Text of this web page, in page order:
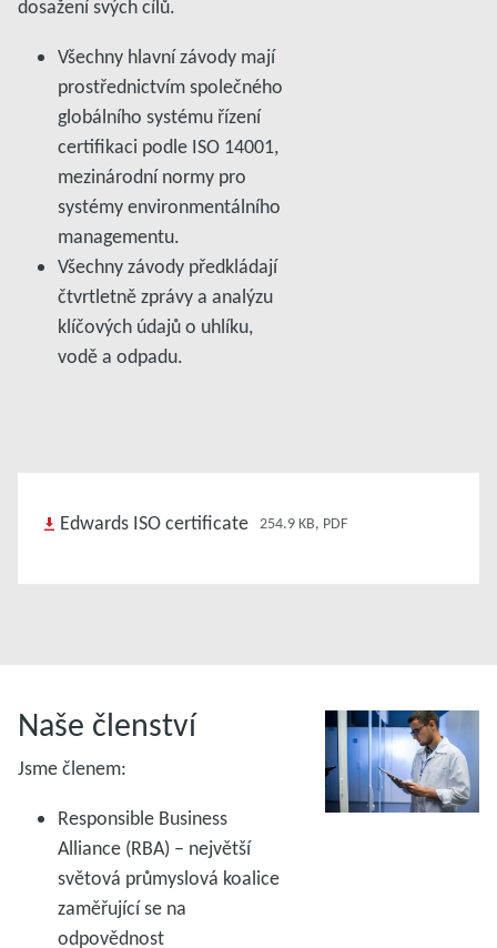
dosažení svých cílů.
Všechny hlavní závody mají
prostřednictvím společného
globálního systému řízení
certifikaci podle ISO 14001,
mezinárodní normy pro
systémy environmentálního
managementu.
Všechny závody předkládají
čtvrtletně zprávy a analýzu
klíčových údajů o uhlíku,
vodě a odpadu.
Edwards ISO certificate 254.9 KB, PDF
Naše členství
Jsme členem:
Responsible Business
Alliance (RBA) – největší
světová průmyslová koalice
zaměřující se na
odpovědnost